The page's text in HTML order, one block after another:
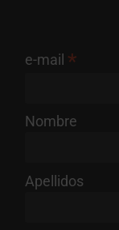
e-mail *
Nombre
Apellidos